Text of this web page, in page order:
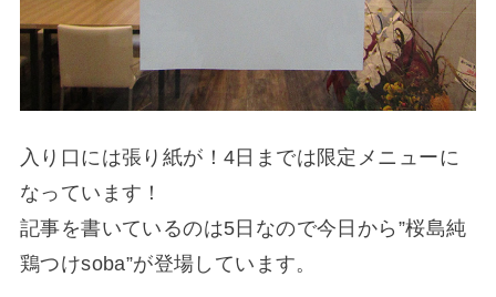
入り口には張り紙が！4日までは限定メニューに
なっています！
記事を書いているのは5日なので今日から”桜島純
鶏つけsoba”が登場しています。